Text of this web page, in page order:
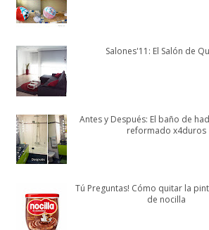
Salones'11: El Salón de
Antes y Después: El baño de
reformado x4duros
Tú Preguntas! Cómo quitar la
de nocilla